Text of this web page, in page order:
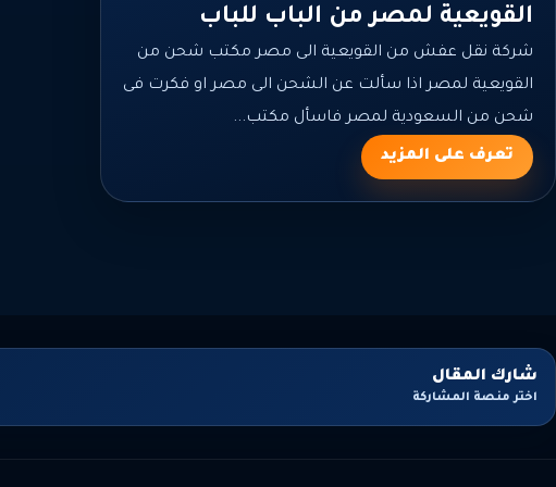
القويعية لمصر من الباب للباب
شركة نقل عفش من القويعية الى مصر مكتب شحن من
القويعية لمصر اذا سألت عن الشحن الى مصر او فكرت فى
شحن من السعودية لمصر فاسأل مكتب...
تعرف على المزيد
شارك المقال
اختر منصة المشاركة